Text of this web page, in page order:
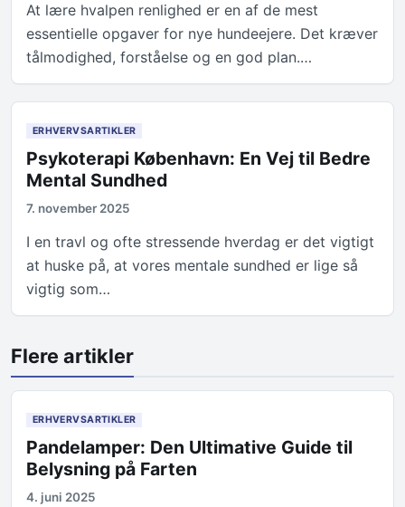
At lære hvalpen renlighed er en af de mest
essentielle opgaver for nye hundeejere. Det kræver
tålmodighed, forståelse og en god plan.…
ERHVERVSARTIKLER
Psykoterapi København: En Vej til Bedre
Mental Sundhed
7. november 2025
I en travl og ofte stressende hverdag er det vigtigt
at huske på, at vores mentale sundhed er lige så
vigtig som…
Flere artikler
ERHVERVSARTIKLER
Pandelamper: Den Ultimative Guide til
Belysning på Farten
4. juni 2025